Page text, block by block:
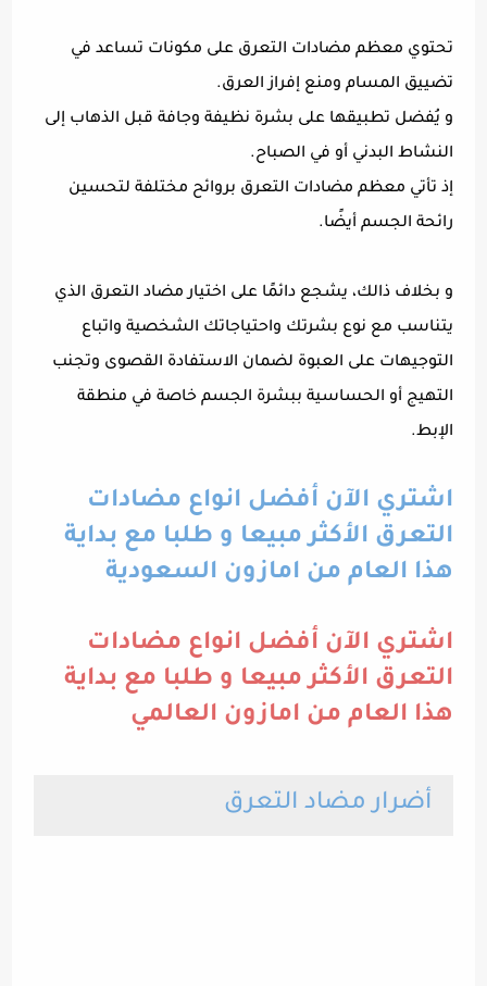
تحتوي معظم مضادات التعرق على مكونات تساعد في
تضييق المسام ومنع إفراز العرق.
و يُفضل تطبيقها على بشرة نظيفة وجافة قبل الذهاب إلى
النشاط البدني أو في الصباح.
إذ تأتي معظم مضادات التعرق بروائح مختلفة لتحسين
رائحة الجسم أيضًا.
و بخلاف ذالك، يشجع دائمًا على اختيار مضاد التعرق الذي
يتناسب مع نوع بشرتك واحتياجاتك الشخصية واتباع
التوجيهات على العبوة لضمان الاستفادة القصوى وتجنب
التهيج أو الحساسية ببشرة الجسم خاصة في منطقة
الإبط.
اشتري الآن أفضل انواع مضادات
التعرق الأكثر مبيعا و طلبا مع بداية
هذا العام من امازون السعودية
اشتري الآن أفضل انواع مضادات
التعرق الأكثر مبيعا و طلبا مع بداية
هذا العام من امازون العالمي
أضرار مضاد التعرق